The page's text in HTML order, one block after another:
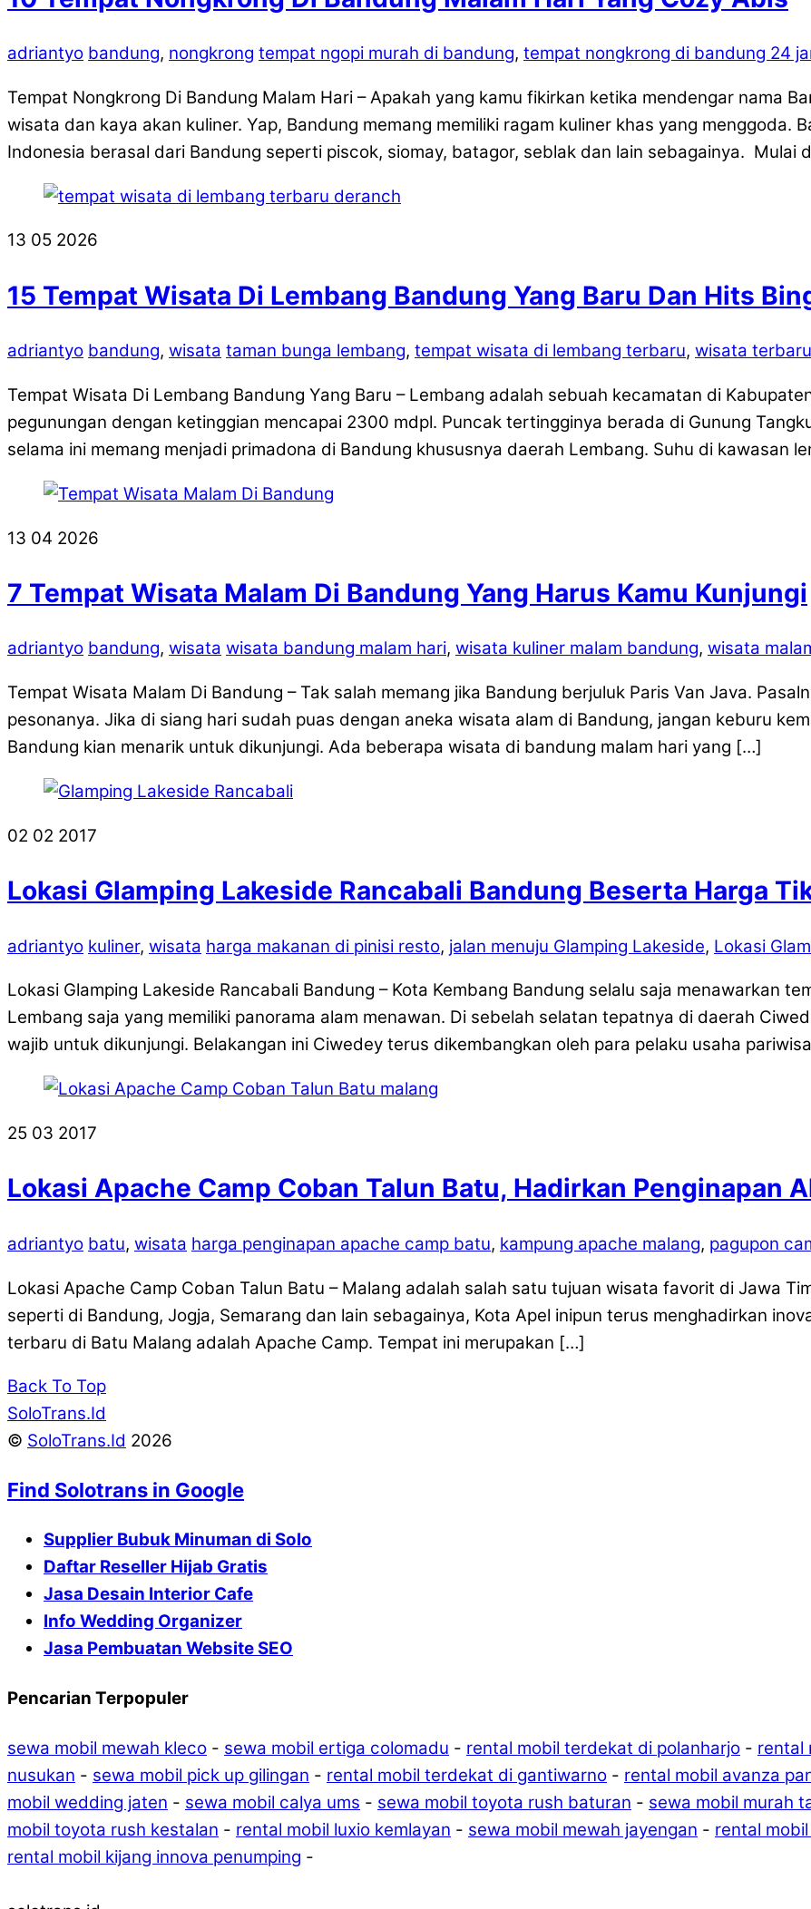
adriantyo bandung, nongkrong tempat ngopi murah di bandung, tempat nongkrong di bandung 24
Tempat Nongkrong Di Bandung Malam Hari – Apakah yang kamu fikirkan ketika mendengar nama
wisata dan kaya akan kuliner. Yap, Bandung memang memiliki ragam kuliner khas yang menggoda.
Indonesia berasal dari Bandung seperti piscok, siomay, batagor, seblak dan lain sebagainya. Mulai
13 05 2026
15 Tempat Wisata Di Lembang Bandung Yang Baru Dan Hits
adriantyo bandung, wisata taman bunga lembang, tempat wisata di lembang terbaru, wisata
Tempat Wisata Di Lembang Bandung Yang Baru – Lembang adalah sebuah kecamatan di
pegunungan dengan ketinggian mencapai 2300 mdpl. Puncak tertingginya berada di Gunung
selama ini memang menjadi primadona di Bandung khususnya daerah Lembang. Suhu di kawasan
13 04 2026
7 Tempat Wisata Malam Di Bandung Yang Harus Kamu Kunjungi
adriantyo bandung, wisata wisata bandung malam hari, wisata kuliner malam bandung, wisata
Tempat Wisata Malam Di Bandung – Tak salah memang jika Bandung berjuluk Paris Van Java.
pesonanya. Jika di siang hari sudah puas dengan aneka wisata alam di Bandung, jangan keburu
Bandung kian menarik untuk dikunjungi. Ada beberapa wisata di bandung malam hari yang […]
02 02 2017
Lokasi Glamping Lakeside Rancabali Bandung Beserta Harga
adriantyo kuliner, wisata harga makanan di pinisi resto, jalan menuju Glamping Lakeside, Lokasi
Lokasi Glamping Lakeside Rancabali Bandung – Kota Kembang Bandung selalu saja menawarkan
Lembang saja yang memiliki panorama alam menawan. Di sebelah selatan tepatnya di daerah
wajib untuk dikunjungi. Belakangan ini Ciwedey terus dikembangkan oleh para pelaku usaha
25 03 2017
Lokasi Apache Camp Coban Talun Batu, Hadirkan Penginapan
adriantyo batu, wisata harga penginapan apache camp batu, kampung apache malang, pagupon
Lokasi Apache Camp Coban Talun Batu – Malang adalah salah satu tujuan wisata favorit di Jawa
seperti di Bandung, Jogja, Semarang dan lain sebagainya, Kota Apel inipun terus menghadirkan
terbaru di Batu Malang adalah Apache Camp. Tempat ini merupakan […]
Back To Top
SoloTrans.Id
© SoloTrans.Id 2026
Find Solotrans in Google
Supplier Bubuk Minuman di Solo
Daftar Reseller Hijab Gratis
Jasa Desain Interior Cafe
Info Wedding Organizer
Jasa Pembuatan Website SEO
Pencarian Terpopuler
sewa mobil mewah kleco - sewa mobil ertiga colomadu - rental mobil terdekat di polanharjo - rental
nusukan - sewa mobil pick up gilingan - rental mobil terdekat di gantiwarno - rental mobil avanza
mobil wedding jaten - sewa mobil calya ums - sewa mobil toyota rush baturan - sewa mobil murah
mobil toyota rush kestalan - rental mobil luxio kemlayan - sewa mobil mewah jayengan - rental
rental mobil kijang innova penumping -